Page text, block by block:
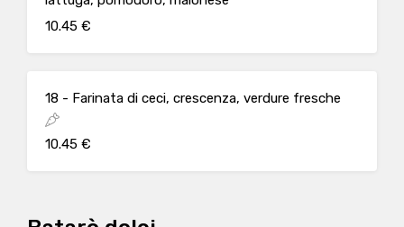
10.45 €
18 - Farinata di ceci, crescenza, verdure fresche
10.45 €